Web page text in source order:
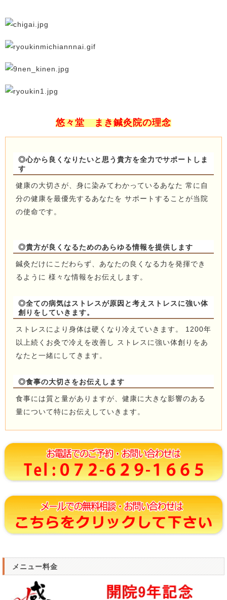
悠々堂 まき鍼灸院の理念
◎心から良くなりたいと思う貴方を全力でサポートしま
す
健康の大切さが、身に染みてわかっているあなた 常に自
分の健康を最優先するあなたを サポートすることが当院
の使命です。
◎貴方が良くなるためのあらゆる情報を提供します
鍼灸だけにこだわらず、あなたの良くなる力を発揮でき
るように 様々な情報をお伝えします。
◎全ての病気はストレスが原因と考えストレスに強い体
創りをしていきます。
ストレスにより身体は硬くなり冷えていきます。 1200年
以上続くお灸で冷えを改善し ストレスに強い体創りをあ
なたと一緒にしてきます。
◎食事の大切さをお伝えします
食事には質と量がありますが、健康に大きな影響のある
量について特にお伝えしていきます。
メニュー料金